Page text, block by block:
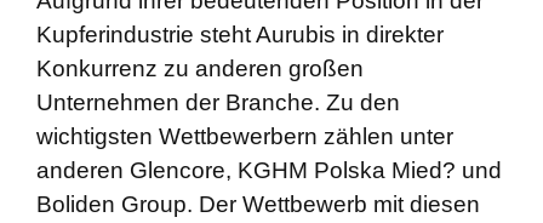
Kupferindustrie steht Aurubis in direkter
Konkurrenz zu anderen großen
Unternehmen der Branche. Zu den
wichtigsten Wettbewerbern zählen unter
anderen Glencore, KGHM Polska Mied? und
Boliden Group. Der Wettbewerb mit diesen